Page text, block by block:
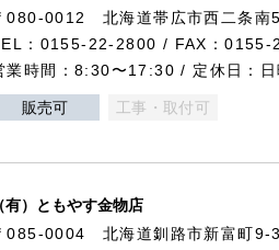
080-0012 北海道帯広市西二条南
：0155-22-2800 / FAX：
業時間：8:30〜17:30 / 定休日：日
販売可 工事・取付可
有）ともやす金物店
085-0004 北海道釧路市新富町9-3